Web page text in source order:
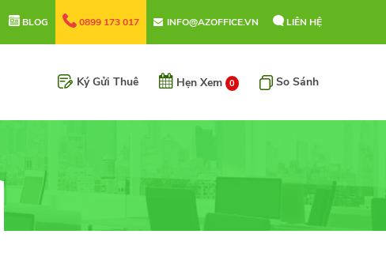
BLOG 0899 173 017 INFO@AZOFFICE.VN LIÊN HỆ
Ký Gửi Thuê Hẹn Xem 0 So Sánh